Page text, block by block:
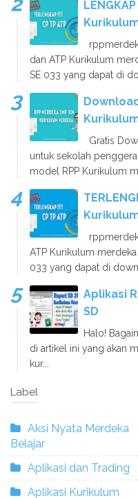
dan ATP Kurikulum
SE 033 yang dapat di
Gratis
untuk sekolah
model RPP Kurikulum
ATP Kurikulum merdeka
033 yang dapat di
Aplikasi
SD
Halo!
di artikel ini yang akan
kur...
Label
Aksi Nyata Merdeka
Belajar
Aplikasi dan Trading
Aplikasi Kurikulum